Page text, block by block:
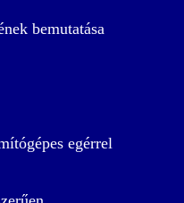
bemutatása
egérrel